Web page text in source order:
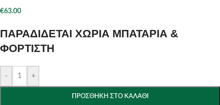
€63.00
ΠΑΡΑΔΙΔΕΤΑΙ ΧΩΡΙΑ ΜΠΑΤΑΡΙΑ &
ΦΟΡΤΙΣΤΗ
- +
ΠΡΟΣΘΉΚΗ ΣΤΟ ΚΑΛΆΘΙ